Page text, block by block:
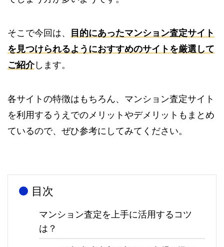
そこで今回は、
目的にあったマンション査定サイト
を見つけられるようにおすすめのサイトを厳選して
ご紹介します。
各サイトの特徴はもちろん、マンション査定サイト
を利用するうえでのメリットやデメリットもまとめ
ているので、ぜひ参考にしてみてください。
目次
マンション査定を上手に活用するコツ
は？